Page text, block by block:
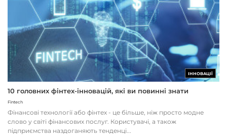
ІННОВАЦІЇ
10 головних фінтех-інновацій, які ви повинні знати
Fintech
Фінансові технології або фінтех - це більше, ніж просто модне
слово у світі фінансових послуг. Користувачі, а також
підприємства наздоганяють тенденці...